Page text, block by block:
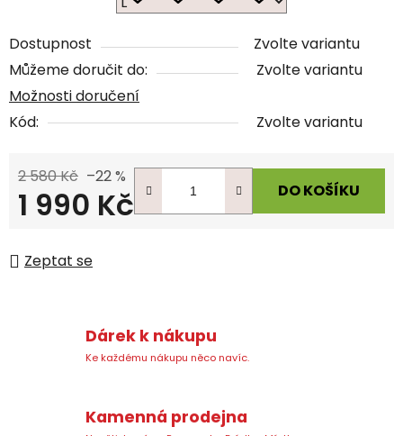
Dostupnost
Zvolte variantu
Můžeme doručit do:
Zvolte variantu
Možnosti doručení
Kód:
Zvolte variantu
2 580 Kč –22 %
1 990 Kč DO KOŠÍKU
Zeptat se
Dárek k nákupu
Ke každému nákupu něco navíc.
Kamenná prodejna